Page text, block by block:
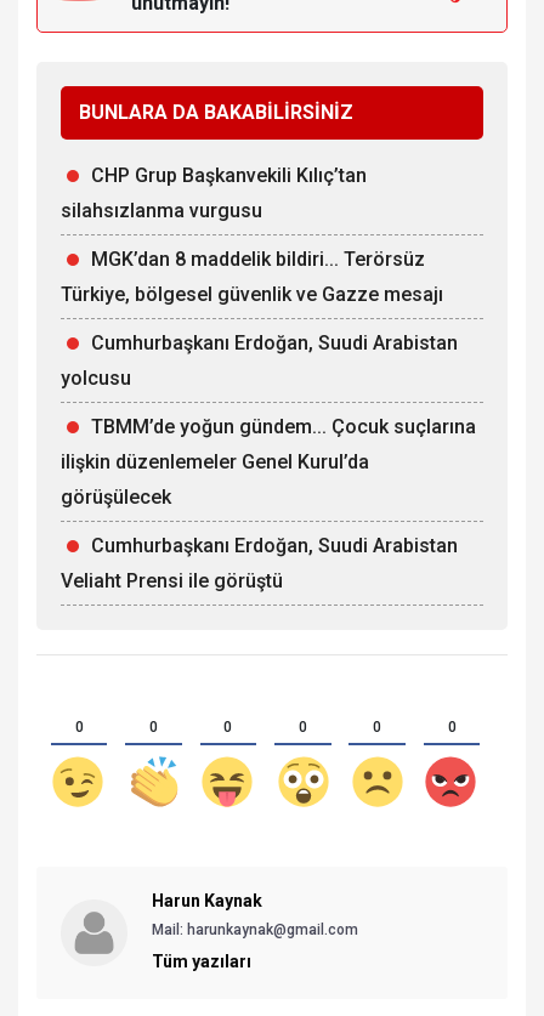
BUNLARA DA BAKABİLİRSİNİZ
CHP Grup Başkanvekili Kılıç’tan
silahsızlanma vurgusu
MGK’dan 8 maddelik bildiri... Terörsüz
Türkiye, bölgesel güvenlik ve Gazze mesajı
Cumhurbaşkanı Erdoğan, Suudi Arabistan
yolcusu
TBMM’de yoğun gündem... Çocuk suçlarına
ilişkin düzenlemeler Genel Kurul’da
görüşülecek
Cumhurbaşkanı Erdoğan, Suudi Arabistan
Veliaht Prensi ile görüştü
0 0 0 0 0 0
Harun Kaynak
Mail: harunkaynak@gmail.com
Tüm yazıları